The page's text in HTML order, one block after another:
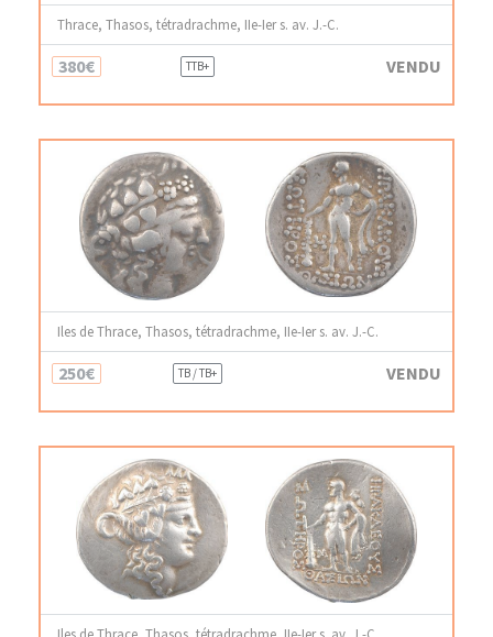
Thrace, Thasos, tétradrachme, IIe-Ier s. av. J.-C.
380€ TTB+ VENDU
Iles de Thrace, Thasos, tétradrachme, IIe-Ier s. av. J.-C.
250€ TB / TB+ VENDU